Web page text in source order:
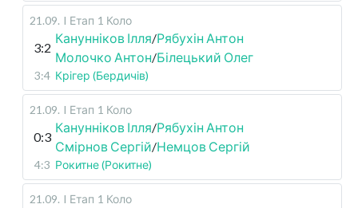
21.09. I Етап 1 Коло
3:2
Канунніков Ілля/Рябухін Антон
Молочко Антон/Білецький Олег
3:4 Крігер (Бердичів)
21.09. I Етап 1 Коло
0:3
Канунніков Ілля/Рябухін Антон
Смірнов Сергій/Немцов Сергій
4:3 Рокитне (Рокитне)
21.09. I Етап 1 Коло